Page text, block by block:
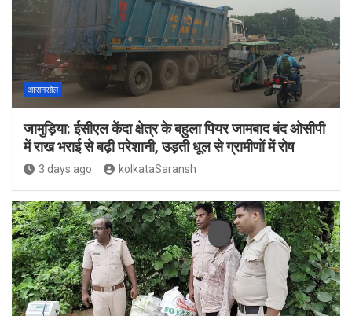
आसनसोल
जामुड़िया: ईसीएल केंदा क्षेत्र के बहुला पियर जामबाद बंद ओसीपी
में राख भराई से बढ़ी परेशानी, उड़ती धूल से ग्रामीणों में रोष
3 days ago kolkataSaransh